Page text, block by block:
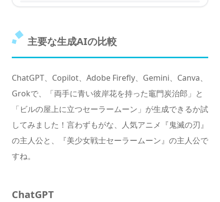
主要な生成AIの比較
ChatGPT、Copilot、Adobe Firefly、Gemini、Canva、
Grokで、「両手に青い彼岸花を持った竈門炭治郎」と
「ビルの屋上に立つセーラームーン」が生成できるか試
してみました！言わずもがな、人気アニメ『鬼滅の刃』
の主人公と、『美少女戦士セーラームーン』の主人公で
すね。
ChatGPT